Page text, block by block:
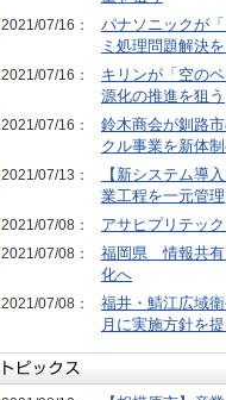
2021/07/16：
パナソニックが
ミ処理問題解決
2021/07/16：
キリンが「空の
源化の推進を狙う
2021/07/16：
鈴木商会が釧路
クル事業を新体
2021/07/13：
【新システム導
業工程を一元管理
2021/07/08：
アサヒプリテッ
2021/07/08：
福岡県 情報共有
化へ
2021/07/08：
福井・鯖江広域
月に実施方針を